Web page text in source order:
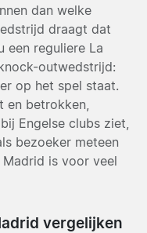
dan welke
draagt dat
een reguliere La
outwedstrijd:
op het spel staat.
en betrokken,
Engelse clubs ziet,
bezoeker meteen
is voor veel
vergelijken